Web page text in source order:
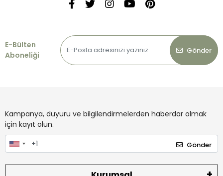
E-Bülten
Aboneliği
Gönder
Kampanya, duyuru ve bilgilendirmelerden haberdar olmak
için kayıt olun.
Gönder